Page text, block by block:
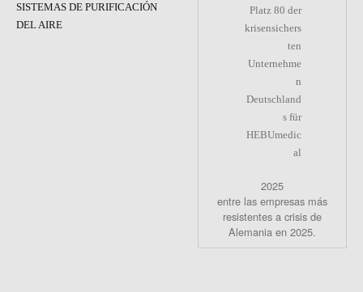
SISTEMAS DE PURIFICACIÓN
DEL AIRE
2025
entre las empresas más
resistentes a crisis de
Alemania en 2025.